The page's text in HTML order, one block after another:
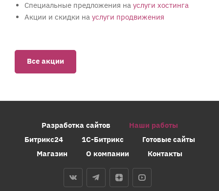
Специальные предложения на услуги хостинга
Акции и скидки на услуги продвижения
Все акции
Разработка сайтов
Наши работы
Битрикс24
1С-Битрикс
Готовые сайты
Магазин
О компании Контакты